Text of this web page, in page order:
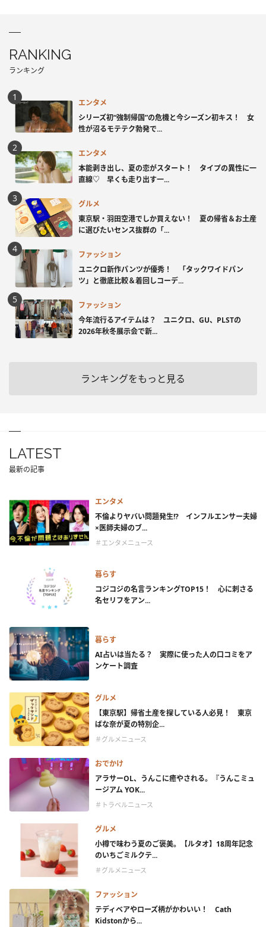
RANKING
ランキング
エンタメ
シリーズ初“強制帰国”の危機と今シーズン初キス！ 女
性が沼るモテテク勃発で...
エンタメ
本能剥き出し、夏の恋がスタート！ タイプの異性に一
直線♡ 早くも走り出す一...
グルメ
東京駅・羽田空港でしか買えない！ 夏の帰省＆お土産
に選びたいセンス抜群の「...
ファッション
ユニクロ新作パンツが優秀！ 「タックワイドパン
ツ」と徹底比較＆着回しコーデ...
ファッション
今年流行るアイテムは？ ユニクロ、GU、PLSTの
2026年秋冬展示会で新...
ランキングをもっと見る
LATEST
最新の記事
エンタメ
不倫よりヤバい問題発生!? インフルエンサー夫婦
×医師夫婦のブ...
＃エンタメニュース
暮らす
コジコジの名言ランキングTOP15！ 心に刺さる
名セリフをアン...
暮らす
AI占いは当たる？ 実際に使った人の口コミをア
ンケート調査
グルメ
【東京駅】帰省土産を探している人必見！ 東京
ばな奈が夏の特別企...
＃グルメニュース
おでかけ
アラサーOL、うんこに癒やされる。『うんこミュ
ージアム YOK...
＃トラベルニュース
グルメ
小樽で味わう夏のご褒美。【ルタオ】18周年記念
のいちごミルクテ...
＃グルメニュース
ファッション
テディベアやローズ柄がかわいい！ Cath
Kidstonから...